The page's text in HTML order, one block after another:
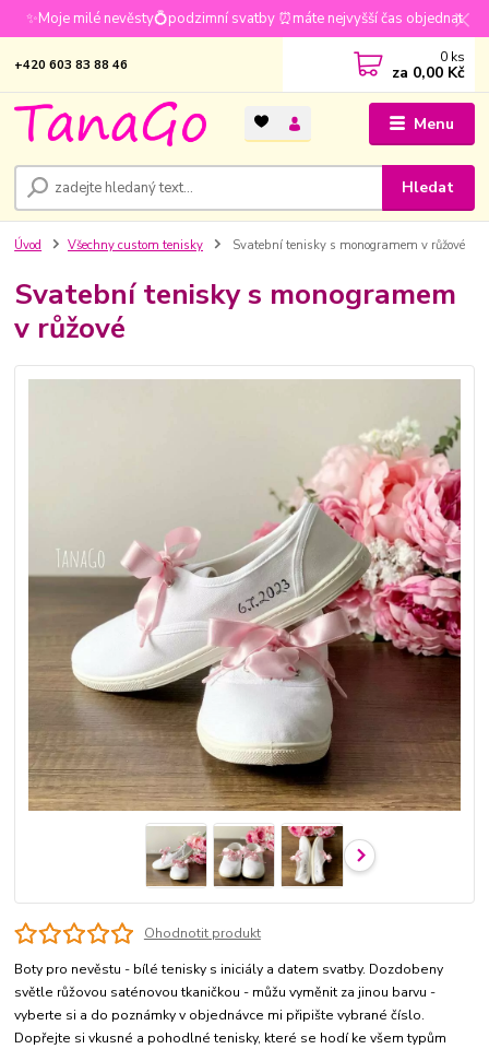
✨Moje milé nevěsty💍podzimní svatby ⏰máte nejvyšší čas objednat
Menu
Hledat
+420 603 83 88 46 0 ks
za 0,00 Kč
Úvod Všechny custom tenisky Svatební tenisky s monogramem v růžové
Svatební tenisky s monogramem
v růžové
Ohodnotit produkt
Boty pro nevěstu - bílé tenisky s iniciály a datem svatby. Dozdobeny
světle růžovou saténovou tkaničkou - můžu vyměnit za jinou barvu -
vyberte si a do poznámky v objednávce mi připište vybrané číslo.
Dopřejte si vkusné a pohodlné tenisky, které se hodí ke všem typům